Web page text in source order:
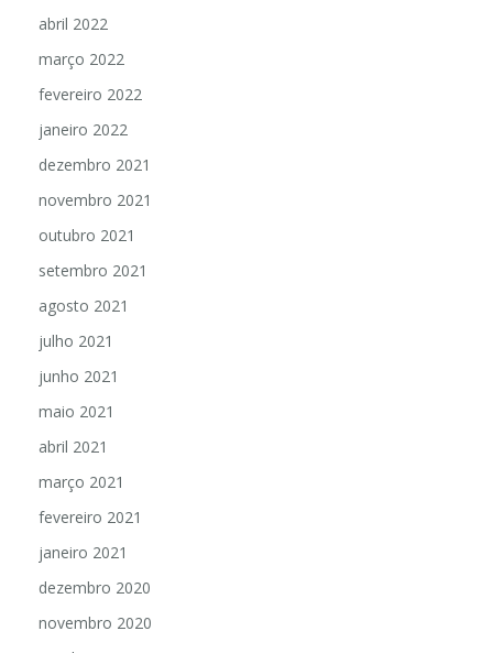
abril 2022
março 2022
fevereiro 2022
janeiro 2022
dezembro 2021
novembro 2021
outubro 2021
setembro 2021
agosto 2021
julho 2021
junho 2021
maio 2021
abril 2021
março 2021
fevereiro 2021
janeiro 2021
dezembro 2020
novembro 2020